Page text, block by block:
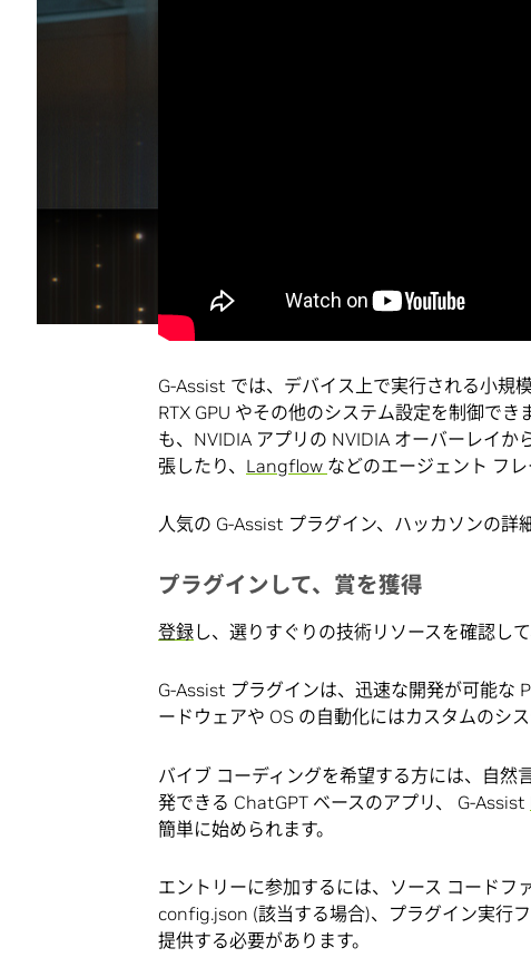
G-Assist では、デバイス上で実行される小規
RTX GPU やその他のシステム設定を制御で
も、NVIDIA アプリの NVIDIA オーバーレイ
張したり、 Langflow などのエージェント フ
人気の G-Assist プラグイン、ハッカソンの詳
プラグインして、賞を獲得
登録し、選りすぐりの技術リソースを確認し
G-Assist プラグインは、迅速な開発が可能な
ードウェアや OS の自動化にはカスタムのシ
バイブ コーディングを希望する方には、自
発できる ChatGPT ベースのアプリ、 G-Assist
簡単に始められます。
エントリーに参加するには、ソース コード
config.json (該当する場合)、プラグイン実行
提供する必要があります。